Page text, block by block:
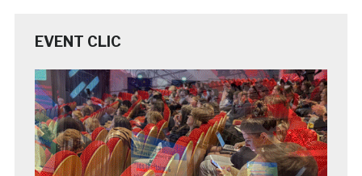
EVENT CLIC